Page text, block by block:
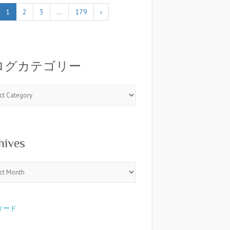
1 2 3 … 179 ›
グカテゴリー
ード